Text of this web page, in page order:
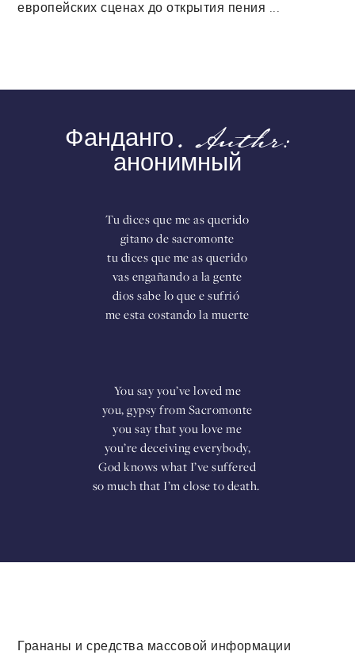
европейских сценах до открытия пения ...
Фанданго. Authr:
анонимный
Tu dices que me as querido
gitano de sacromonte
tu dices que me as querido
vas engañando a la gente
dios sabe lo que e sufrió
me esta costando la muerte
You say you’ve loved me
you, gypsy from Sacromonte
you say that you love me
you’re deceiving everybody,
God knows what I’ve suffered
so much that I’m close to death.
Грананы и средства массовой информации